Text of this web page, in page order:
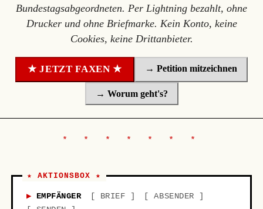
Bundestagsabgeordneten. Per Lightning bezahlt, ohne
Drucker und ohne Briefmarke. Kein Konto, keine
Cookies, keine Drittanbieter.
★ JETZT FAXEN ★ → Petition mitzeichnen
→ Worum geht's?
★ AKTIONSBOX ★
EMPFÄNGER BRIEF
ABSENDER